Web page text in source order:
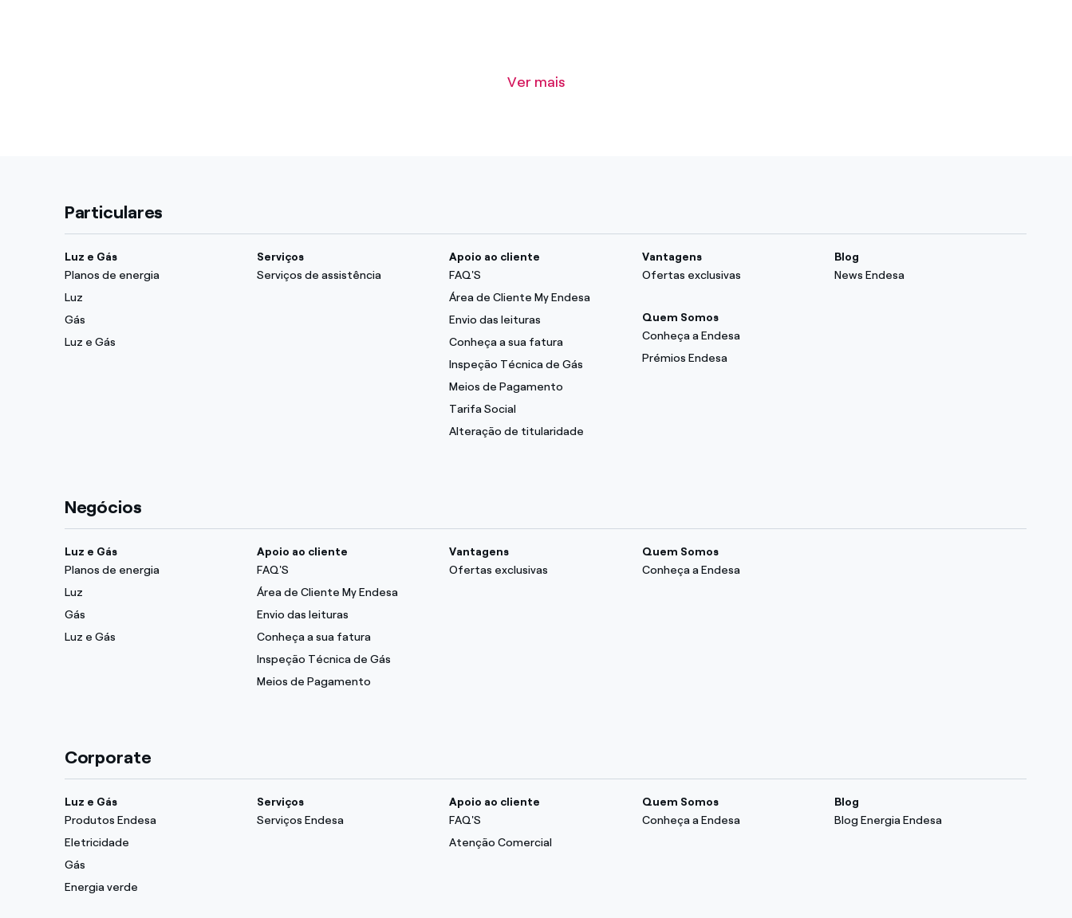
Ver mais
Particulares
Luz e Gás
Planos de energia
Luz
Gás
Luz e Gás
Serviços
Serviços de assistência
Apoio ao cliente
FAQ'S
Área de Cliente My Endesa
Envio das leituras
Conheça a sua fatura
Inspeção Técnica de Gás
Meios de Pagamento
Tarifa Social
Alteração de titularidade
Vantagens
Ofertas exclusivas
Quem Somos
Conheça a Endesa
Prémios Endesa
Blog
News Endesa
Negócios
Luz e Gás
Planos de energia
Luz
Gás
Luz e Gás
Apoio ao cliente
FAQ'S
Área de Cliente My Endesa
Envio das leituras
Conheça a sua fatura
Inspeção Técnica de Gás
Meios de Pagamento
Vantagens
Ofertas exclusivas
Quem Somos
Conheça a Endesa
Corporate
Luz e Gás
Produtos Endesa
Eletricidade
Gás
Energia verde
Serviços
Serviços Endesa
Apoio ao cliente
FAQ'S
Atenção Comercial
Quem Somos
Conheça a Endesa
Blog
Blog Energia Endesa